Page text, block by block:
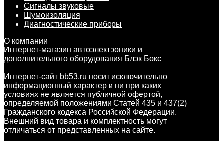
Сигналы звуковые
Шумоизоляция
Диагностические приборы
О компании
Интернет-магазин автоэлектроники и
дополнительного оборудования Блэк Бокс
Интернет-сайт bb53.ru носит исключительно
информационный характер и ни при каких
условиях не является публичной офертой,
определяемой положениями Статей 435 и 437(2)
Гражданского кодекса Российской Федерации.
Внешний вид товара и комплектность могут
отличаться от представленных на сайте.